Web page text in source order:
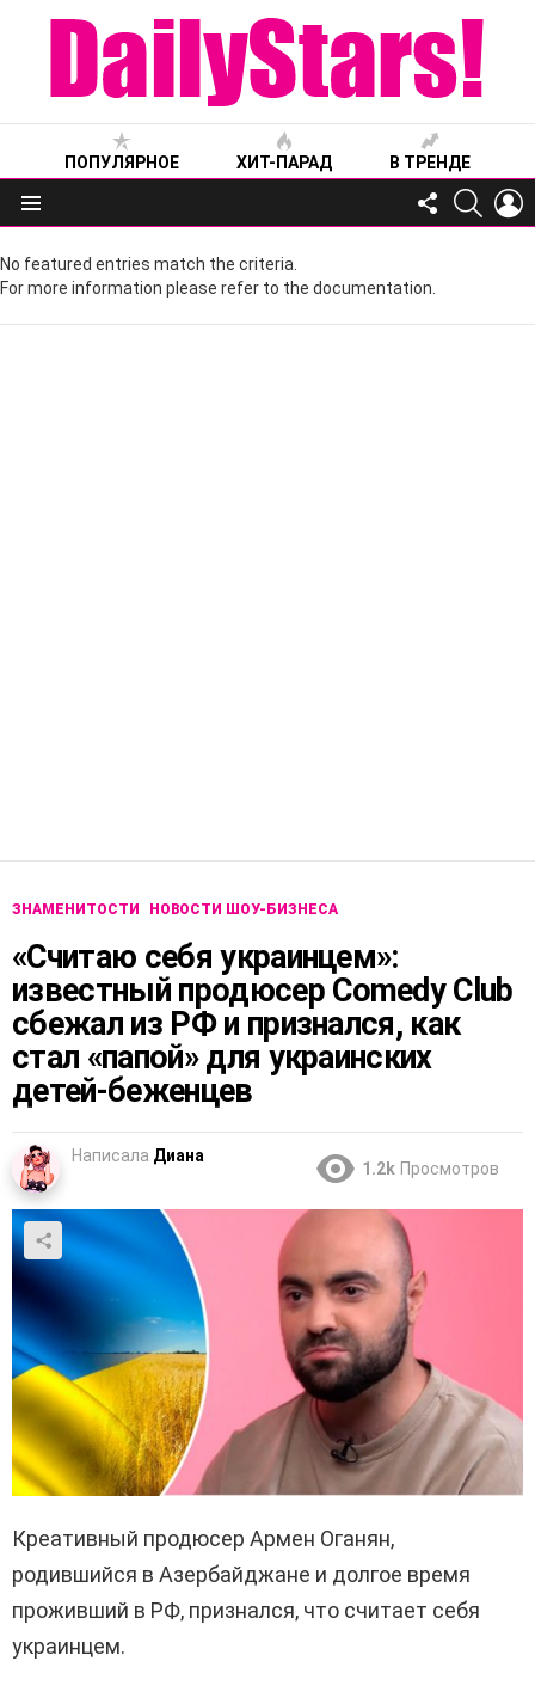
ПОПУЛЯРНОЕ ХИТ-ПАРАД В ТРЕНДЕ
Меню
FOLLOW
US
No featured entries match the criteria.
For more information please refer to the documentation.
ЗНАМЕНИТОСТИ НОВОСТИ ШОУ-БИЗНЕСА
«Считаю себя украинцем»:
известный продюсер Сomedy Club
сбежал из РФ и признался, как
стал «папой» для украинских
детей-беженцев
Написала Диана
1.2k Просмотров
Креативный продюсер Армен Оганян,
родившийся в Азербайджане и долгое время
проживший в РФ, признался, что считает себя
украинцем.